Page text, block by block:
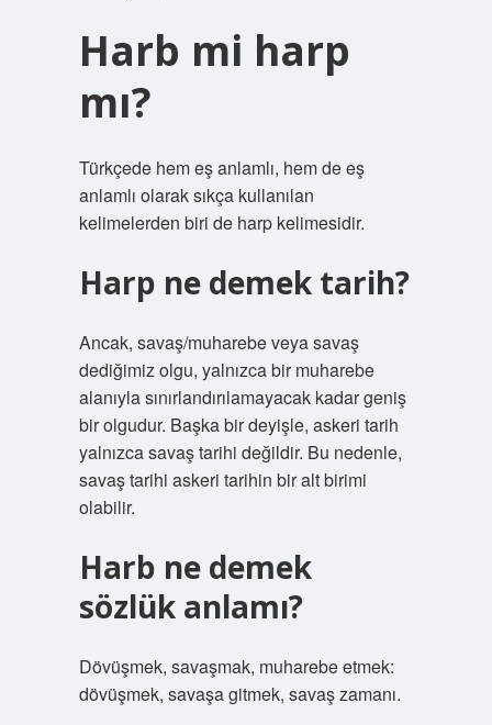
Harb mi harp
mı?
Türkçede hem eş anlamlı, hem de eş
anlamlı olarak sıkça kullanılan
kelimelerden biri de harp kelimesidir.
Harp ne demek tarih?
Ancak, savaş/muharebe veya savaş
dediğimiz olgu, yalnızca bir muharebe
alanıyla sınırlandırılamayacak kadar geniş
bir olgudur. Başka bir deyişle, askeri tarih
yalnızca savaş tarihi değildir. Bu nedenle,
savaş tarihi askeri tarihin bir alt birimi
olabilir.
Harb ne demek
sözlük anlamı?
Dövüşmek, savaşmak, muharebe etmek:
dövüşmek, savaşa gitmek, savaş zamanı.